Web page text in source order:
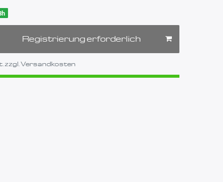
Registrierung erforderlich
zzgl. Versandkosten